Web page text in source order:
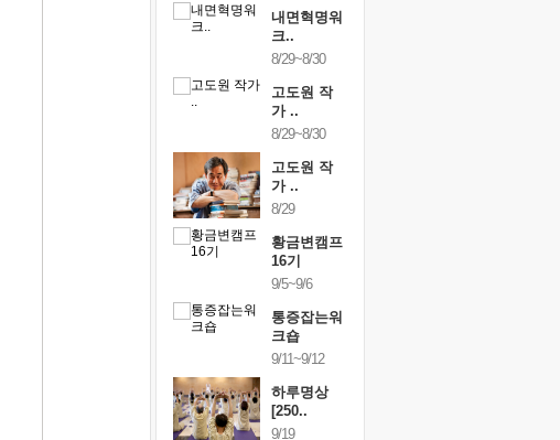
내면혁명워
크..
8/29~8/30
고도원 작
가 ..
8/29~8/30
고도원 작
가 ..
8/29
황금변캠프
16기
9/5~9/6
통증잡는워
크숍
9/11~9/12
하루명상
[250..
9/19